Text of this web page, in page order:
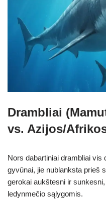
Drambliai
vs. Azijos/
Nors dabartiniai drambliai
gyvūnai, jie nublanksta prieš
gerokai aukštesni ir
ledynmečio sąlygomis.